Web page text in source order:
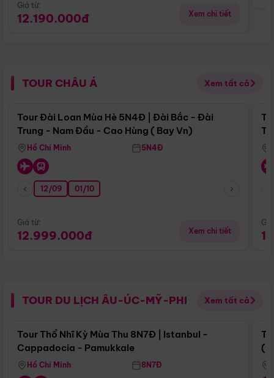
Giá từ:
12.190.000đ Xem chi tiết
TOUR CHÂU Á Xem tất cả
Điểm nổi bật
Tour Đài Loan Mùa Hè 5N4Đ | Đài Bắc - Đài
Trung - Nam Đầu - Cao Hùng ( Bay Vn)
Hồ Chí Minh 5N4Đ
12/09 01/10
Giá từ:
12.999.000đ Xem chi tiết
TOUR DU LỊCH ÂU-ÚC-MỸ-PHI Xem tất cả
Điểm nổi bật
Tour Thổ Nhĩ Kỳ Mùa Thu 8N7Đ | Istanbul -
Cappadocia - Pamukkale
Hồ Chí Minh 8N7Đ